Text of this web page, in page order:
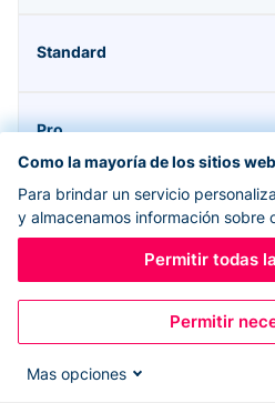
Compatible con Donorbox CRM
Como la mayoría de los sitios
Para brindar un servicio
y almacenamos información sobre
Permitir todas
Permitir
Mas opciones